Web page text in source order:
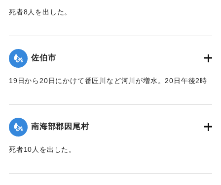
死者8人を出した。
｜固有コード: 00481055
佐伯市
19日から20日にかけて番匠川など河川が増水。20日午後2時
た。現地では警防団が平屋の住民をほかの2階建ての家へ避難
させるなどした。
【出典：大分合同新聞 1943年9月25日朝刊2面】
南海部郡因尾村
死者10人を出した。